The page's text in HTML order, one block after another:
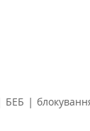
БЕБ |